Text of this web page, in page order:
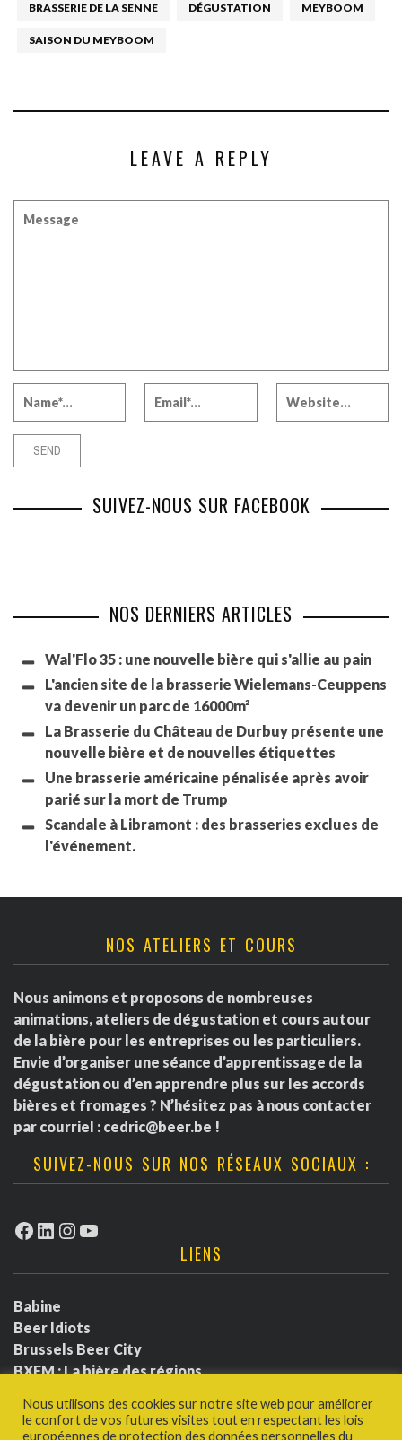
BRASSERIE DE LA SENNE DÉGUSTATION MEYBOOM
SAISON DU MEYBOOM
LEAVE A REPLY
SUIVEZ-NOUS SUR FACEBOOK
NOS DERNIERS ARTICLES
Wal'Flo 35 : une nouvelle bière qui s'allie au pain
L'ancien site de la brasserie Wielemans-Ceuppens
va devenir un parc de 16000m²
La Brasserie du Château de Durbuy présente une
nouvelle bière et de nouvelles étiquettes
Une brasserie américaine pénalisée après avoir
parié sur la mort de Trump
Scandale à Libramont : des brasseries exclues de
l'événement.
NOS ATELIERS ET COURS
Nous animons et proposons de nombreuses
animations, ateliers de dégustation et cours autour
de la bière pour les entreprises ou les particuliers.
Envie d’organiser une séance d’apprentissage de la
dégustation ou d’en apprendre plus sur les accords
bières et fromages ? N’hésitez pas à nous contacter
par courriel : cedric@beer.be !
SUIVEZ-NOUS SUR NOS RÉSEAUX SOCIAUX :
Facebook
LinkedIn
Instagram
YouTube
LIENS
Babine
Beer Idiots
Brussels Beer City
BXFM : La bière des régions
Ludotium
Politique de confidentialité
Nous utilisons des cookies sur notre site web pour améliorer
le confort de vos futures visites tout en respectant les lois
européennes de protection des données personnelles du